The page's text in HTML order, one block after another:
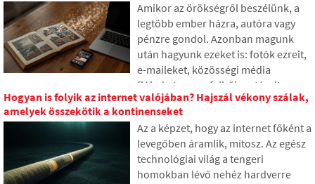
rövidítés, hogyan működik, miért
tárolják az internetes tartalmat
különböző helyeken világszerte, és
miért nehéz ma elképzelni az
internetet nélküle.
Amikor az örökségről beszélünk, a
legtöbb ember házra, autóra vagy
pénzre gondol. Azonban magunk
után hagyunk ezeket is: fotók ezreit,
e-maileket, közösségi média
fiókokat vagy a felhőben tárolt
adatokat. Mi történik ezekkel
halálunk után, és ki férhet hozzájuk?
A cikkben megnézzük, hogyan
működik a digitális örökség, miért
lehetnek a hátrahagyottaknak
gondjaik az adatokkal, és hogyan
Hogyan is folyik az internet valójában? Hajszál vékony szálak,
amelyek összekötik a kontinenseket
Az a képzet, hogy az internet főként a
levegőben áramlik, mítosz. Az egész
technológiai világ a tengeri
homokban lévő nehéz hardverre